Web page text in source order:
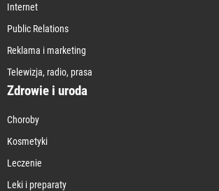
Internet
Public Relations
Reklama i marketing
Telewizja, radio, prasa
Zdrowie i uroda
Choroby
Kosmetyki
Leczenie
Leki i preparaty